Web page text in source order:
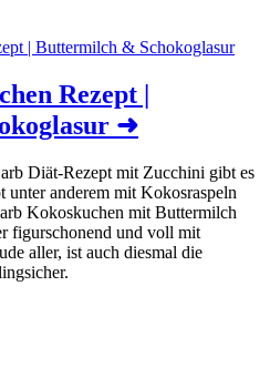
Rezept |
➜
Diät-Rezept mit Zucchini gibt es
unter anderem mit Kokosraspeln
Kokoskuchen mit Buttermilch
figurschonend und voll mit
aller, ist auch diesmal die